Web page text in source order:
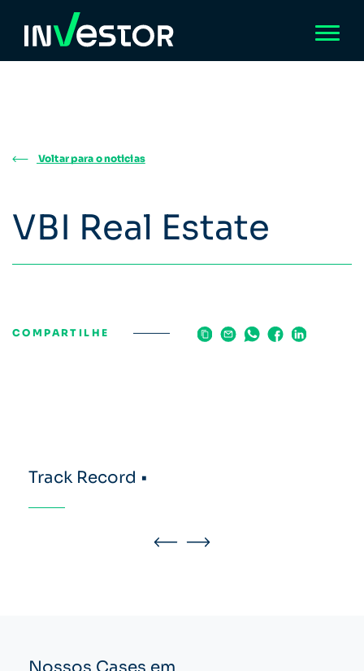
Voltar para o noticias
VBI Real Estate
COMPARTILHE
Track Record •